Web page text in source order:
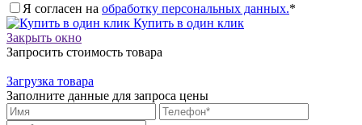
Я согласен на обработку персональных данных.*
Купить в один клик
Закрыть окно
Запросить стоимость товара
Загрузка товара
Заполните данные для запроса цены